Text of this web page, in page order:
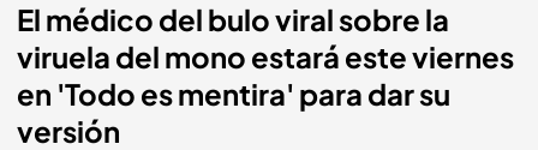
El médico del bulo viral sobre la
viruela del mono estará este viernes
en 'Todo es mentira' para dar su
versión